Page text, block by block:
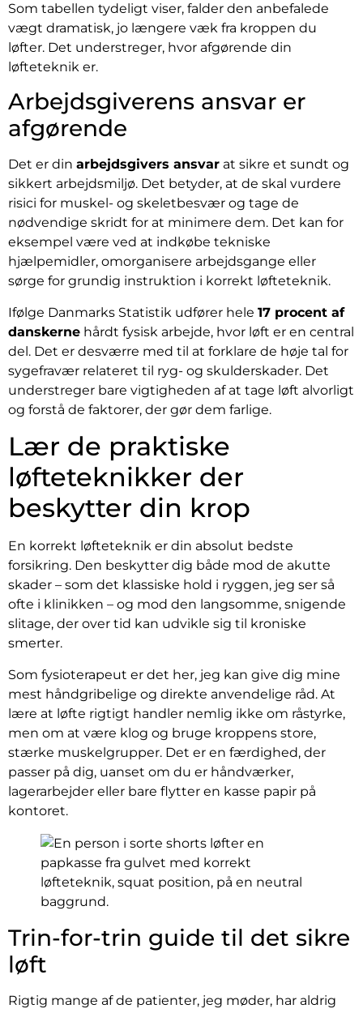
Som tabellen tydeligt viser, falder den anbefalede
vægt dramatisk, jo længere væk fra kroppen du
løfter. Det understreger, hvor afgørende din
løfteteknik er.
Arbejdsgiverens ansvar er
afgørende
Det er din arbejdsgivers ansvar at sikre et sundt og
sikkert arbejdsmiljø. Det betyder, at de skal vurdere
risici for muskel- og skeletbesvær og tage de
nødvendige skridt for at minimere dem. Det kan for
eksempel være ved at indkøbe tekniske
hjælpemidler, omorganisere arbejdsgange eller
sørge for grundig instruktion i korrekt løfteteknik.
Ifølge Danmarks Statistik udfører hele 17 procent af
danskerne hårdt fysisk arbejde, hvor løft er en central
del. Det er desværre med til at forklare de høje tal for
sygefravær relateret til ryg- og skulderskader. Det
understreger bare vigtigheden af at tage løft alvorligt
og forstå de faktorer, der gør dem farlige.
Lær de praktiske
løfteteknikker der
beskytter din krop
En korrekt løfteteknik er din absolut bedste
forsikring. Den beskytter dig både mod de akutte
skader – som det klassiske hold i ryggen, jeg ser så
ofte i klinikken – og mod den langsomme, snigende
slitage, der over tid kan udvikle sig til kroniske
smerter.
Som fysioterapeut er det her, jeg kan give dig mine
mest håndgribelige og direkte anvendelige råd. At
lære at løfte rigtigt handler nemlig ikke om råstyrke,
men om at være klog og bruge kroppens store,
stærke muskelgrupper. Det er en færdighed, der
passer på dig, uanset om du er håndværker,
lagerarbejder eller bare flytter en kasse papir på
kontoret.
Trin-for-trin guide til det sikre
løft
Rigtig mange af de patienter, jeg møder, har aldrig